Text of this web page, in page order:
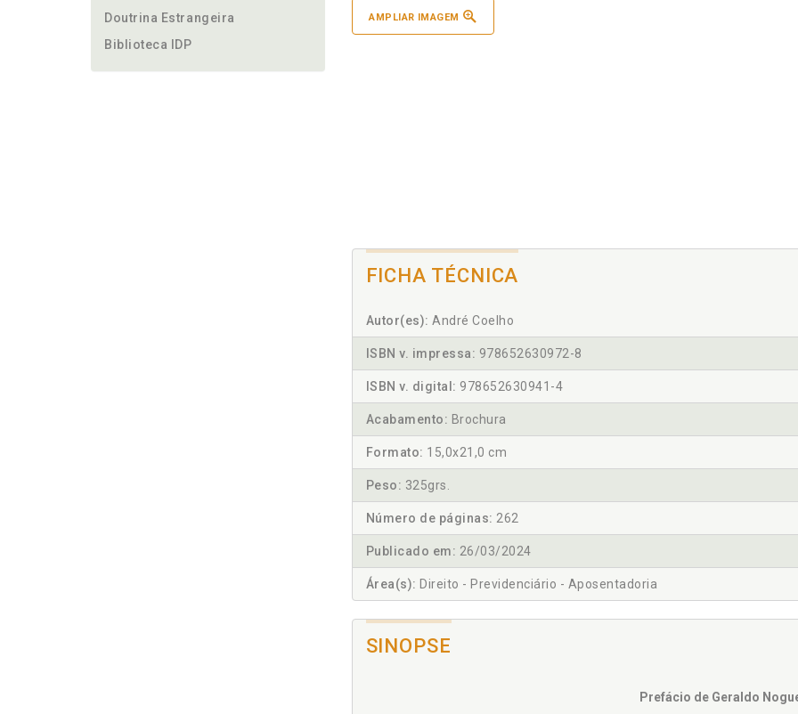
Doutrina Estrangeira
Biblioteca IDP
AMPLIAR IMAGEM
FICHA TÉCNICA
Autor(es): André Coelho
ISBN v. impressa: 978652630972-8
ISBN v. digital: 978652630941-4
Acabamento: Brochura
Formato: 15,0x21,0 cm
Peso: 325grs.
Número de páginas: 262
Publicado em: 26/03/2024
Área(s): Direito - Previdenciário - Aposentadoria
SINOPSE
Prefácio de Geraldo